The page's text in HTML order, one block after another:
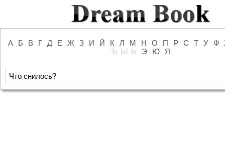
А Б В Г Д Е Ж З И Й К Л М Н О П Р С Т У Ф
Ъ Ы Ь Э Ю Я